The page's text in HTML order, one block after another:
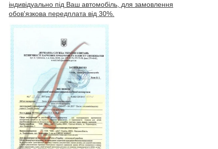
індивідуально під Ваш автомобіль, для замовлення
обов'язкова передплата від 30%.